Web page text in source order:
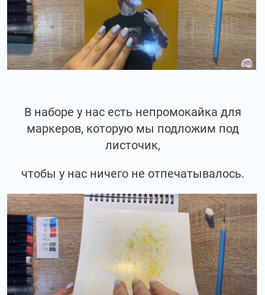
В наборе у нас есть непромокайка для
маркеров, которую мы подложим под
листочик,
чтобы у нас ничего не отпечатывалось.